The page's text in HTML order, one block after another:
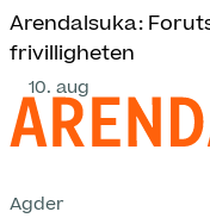
Arendalsuka:
frivilligheten
10. aug
Agder